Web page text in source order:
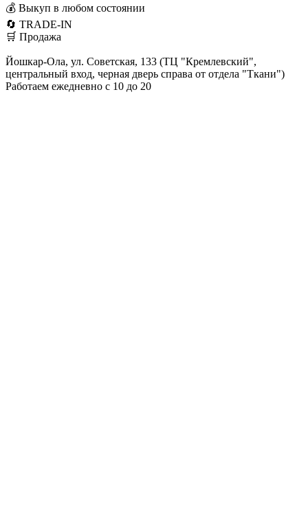
💰 Выкуп в любом состоянии
🔄 TRADE-IN
🛒 Продажа
Йошкар-Ола, ул. Советская, 133 (ТЦ "Кремлевский",
центральный вход, черная дверь справа от отдела "Ткани")
Работаем ежедневно с 10 до 20